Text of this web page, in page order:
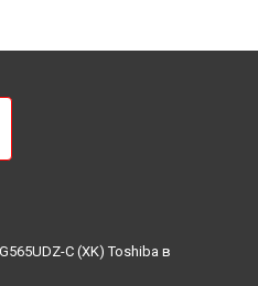
C (XK) Toshiba в